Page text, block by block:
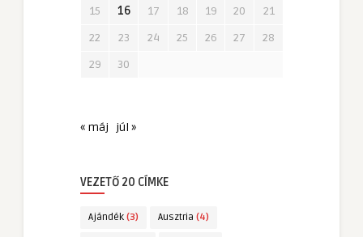
15
16 17 18 19 20
21
22
23 24 25 26 27
28
29
30
« máj júl »
VEZETŐ 20 CÍMKE
Ajándék (3) Ausztria (4)